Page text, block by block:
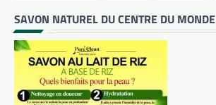
SAVON NATUREL DU CENTRE DU MONDE